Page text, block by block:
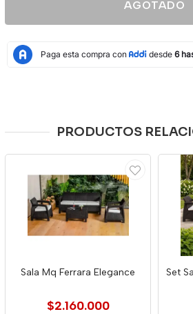
AGOTADO
PRODUCTOS
Sala Mq Ferrara Elegance
$2.160.000
Set